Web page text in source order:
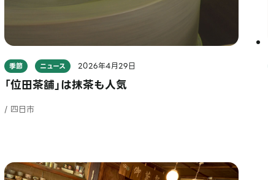
季節 ニュース 2026年4月29日
「位田茶舗」は抹茶も人気
/ 四日市